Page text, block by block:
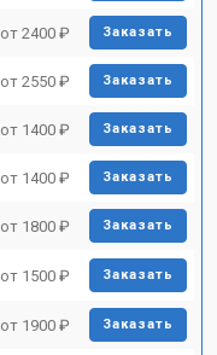
от 2400 ₽ Заказать
от 2550 ₽ Заказать
от 1400 ₽ Заказать
от 1400 ₽ Заказать
от 1800 ₽ Заказать
от 1500 ₽ Заказать
от 1900 ₽ Заказать